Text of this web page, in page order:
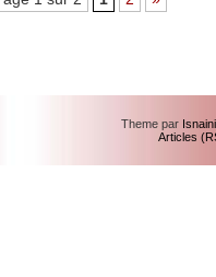
Theme par
Articles